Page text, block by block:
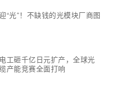
“光”！不缺钱的光模块厂商图
工砸千亿日元扩产，全球光
产能竞赛全面打响